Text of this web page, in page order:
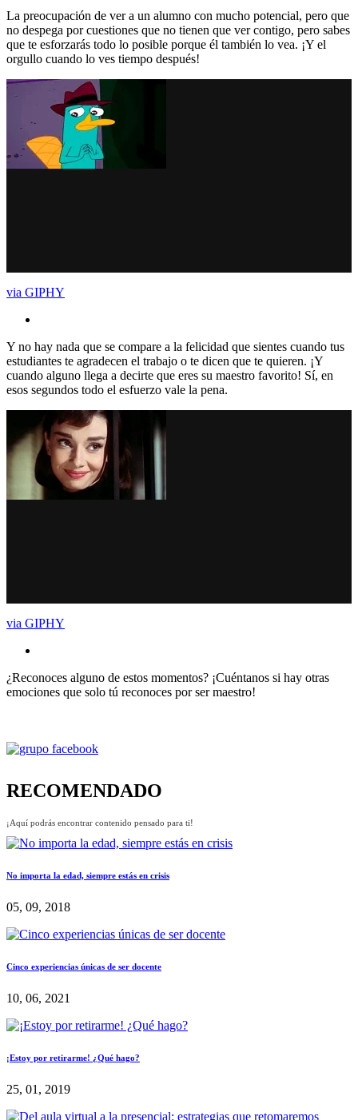
La preocupación de ver a un alumno con mucho potencial, pero que
no despega por cuestiones que no tienen que ver contigo, pero sabes
que te esforzarás todo lo posible porque él también lo vea. ¡Y el
orgullo cuando lo ves tiempo después!
via GIPHY
Y no hay nada que se compare a la felicidad que sientes cuando tus
estudiantes te agradecen el trabajo o te dicen que te quieren. ¡Y
cuando alguno llega a decirte que eres su maestro favorito! Sí, en
esos segundos todo el esfuerzo vale la pena.
via GIPHY
¿Reconoces alguno de estos momentos? ¡Cuéntanos si hay otras
emociones que solo tú reconoces por ser maestro!
RECOMENDADO
¡Aquí podrás encontrar contenido pensado para ti!
No importa la edad, siempre estás en crisis
05, 09, 2018
Cinco experiencias únicas de ser docente
10, 06, 2021
¡Estoy por retirarme! ¿Qué hago?
25, 01, 2019